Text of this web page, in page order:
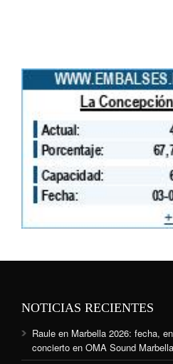
NOTICIAS RECIENTES
Raule en Marbella 2026: fecha,
concierto en OMA Sound Marbella